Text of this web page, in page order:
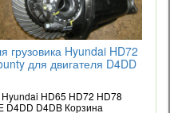
грузовика Hyundai HD72
для двигателя D4DD
Hyundai HD65 HD72 HD78
D4DD D4DB Корзина